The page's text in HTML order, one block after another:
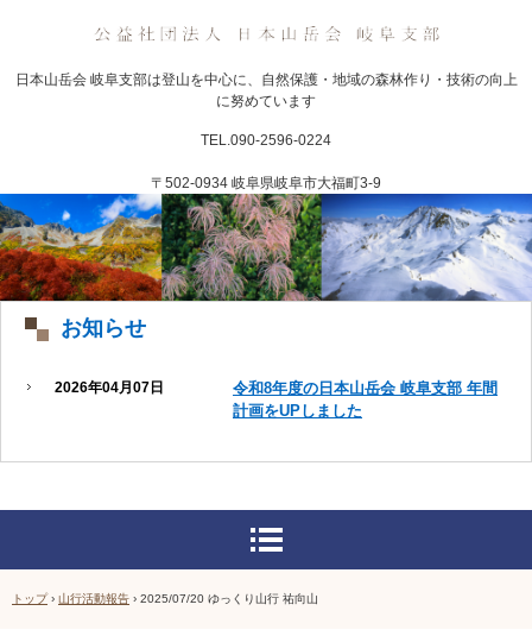
日本山岳会 岐阜支部は登山を中心に、自然保護・地域の森林作り・技術の向上
に努めています
TEL.090-2596-0224
〒502-0934 岐阜県岐阜市大福町3-9
お知らせ
2026年04月07日
令和8年度の日本山岳会 岐阜支部 年間
計画をUPしました
トップ › 山行活動報告 › 2025/07/20 ゆっくり山行 祐向山